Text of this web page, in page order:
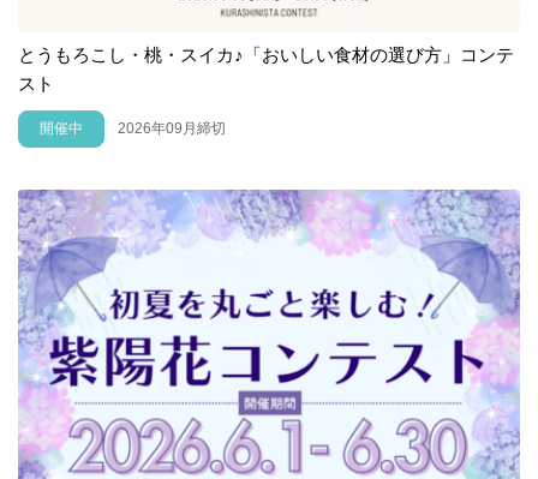
とうもろこし・桃・スイカ♪「おいしい食材の選び方」コンテ
スト
開催中 2026年09月締切